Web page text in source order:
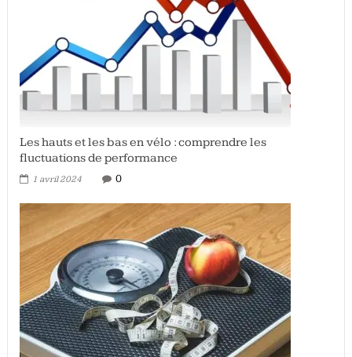
Les hauts et les bas en vélo : comprendre les
fluctuations de performance
1 avril 2024 0